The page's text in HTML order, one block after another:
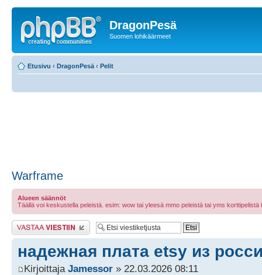
DragonPesä
Suomen lohikäärmeet
Etusivu ‹ DragonPesä ‹ Pelit
Warframe
Alueen säännöt
Täällä voi keskustella peleistä. esim: wow tai yleesä mmo peleistä tai yms korttipelistä
Lähetä vastaus
надежная плата etsy из
Kirjoittaja Jamessor » 22.03.2026 08:11